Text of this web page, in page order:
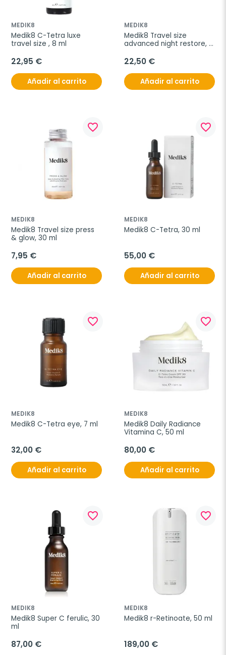
MEDIK8
Medik8 C-Tetra luxe
travel size , 8 ml
22,95 €
Añadir al carrito
MEDIK8
Medik8 Travel size
advanced night restore,
22,50 €
Añadir al carrito
favorite_border
MEDIK8
Medik8 Travel size press
& glow, 30 ml
7,95 €
Añadir al carrito
favorite_border
MEDIK8
Medik8 C-Tetra, 30 ml
55,00 €
Añadir al carrito
favorite_border
MEDIK8
Medik8 C-Tetra eye, 7 ml
32,00 €
Añadir al carrito
favorite_border
MEDIK8
Medik8 Daily Radiance
Vitamina C, 50 ml
80,00 €
Añadir al carrito
favorite_border
MEDIK8
Medik8 Super C ferulic, 30
ml
87,00 €
favorite_border
MEDIK8
Medik8 r-Retinoate, 50 ml
189,00 €